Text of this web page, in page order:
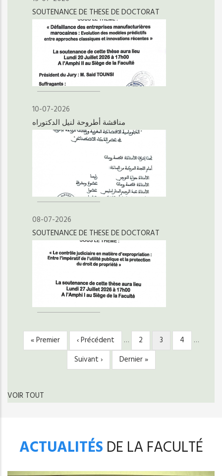
SOUTENANCE DE THESE DE DOCTORAT
10-07-2026
مناقشة أطروحة لنيل الدكتوراه
08-07-2026
SOUTENANCE DE THESE DE DOCTORAT
PAGINATION
Première
page
« Premier
Page
précédente
‹ Précédent … Page
2
Page
courante
3 Page
4
…
Page
suivante
Suivant ›
Dernière
page
Dernier »
VOIR TOUT
ACTUALITÉS DE LA FACULTÉ